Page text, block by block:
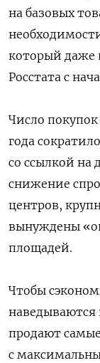
на базовых
который
Росстата с
Число
года
со ссылкой
снижение
центров,
вынуждены
площадей.
Чтобы
наведываются
продают
с